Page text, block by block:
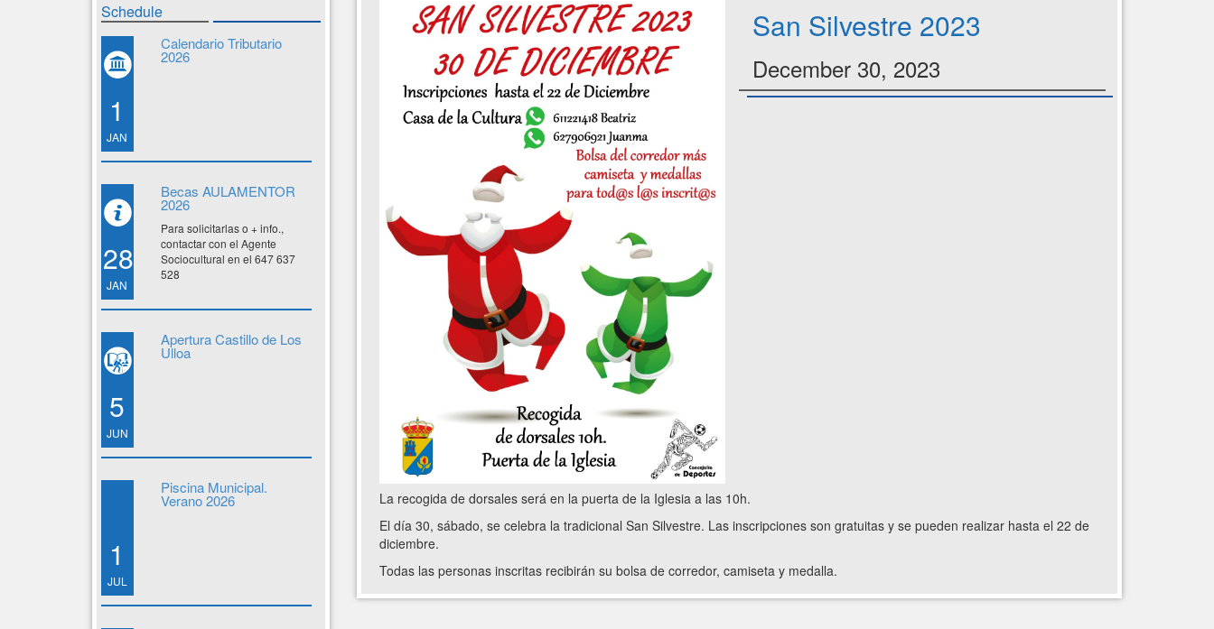
Schedule
1
JAN
Calendario Tributario
2026
28
JAN
Becas AULAMENTOR
2026
Para solicitarlas o + info.,
contactar con el Agente
Sociocultural en el 647 637
528
5
JUN
Apertura Castillo de Los
Ulloa
1
JUL
Piscina Municipal.
Verano 2026
San Silvestre 2023
December 30, 2023
La recogida de dorsales será en la puerta de la Iglesia a las 10h.
El día 30, sábado, se celebra la tradicional San Silvestre. Las inscripciones son gratuitas y se pueden realizar hasta el 22 de
diciembre.
Todas las personas inscritas recibirán su bolsa de corredor, camiseta y medalla.